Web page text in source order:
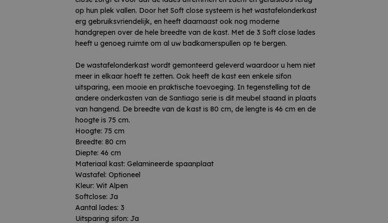
Kleur: Wit Alpen
Softclose: Ja
Aantal lades: 3
Uitsparing sifon: Ja
Kolomkast: Nee
Opgelet, de badkamermeubelen zijn altijd op bestelling. De
meeste modellen hebben we als toonzaalmodellen staan in
beide winkels. De levertijd is onder voorbehoud, dit hangt af van
onze leverancier.
op hun plek vallen. Door het Soft close systeem is het wastafelonderkast
erg gebruiksvriendelijk, en heeft daarnaast ook nog moderne
handgrepen over de hele breedte van de kast. Met de 3 Soft close lades
heeft u genoeg ruimte om al uw badkamerspullen op te bergen.
De wastafelonderkast wordt gemonteerd geleverd waardoor u hem niet
meer in elkaar hoeft te zetten. Ook heeft de kast een enkele sifon
uitsparing, een mooie en praktische toevoeging. In tegenstelling tot de
andere onderkasten van de Santiago serie is dit meubel staand in plaats
van hangend. De breedte van de kast is 80 cm, de lengte is 46 cm en de
hoogte is 75 cm.
Hoogte: 75 cm
Breedte: 80 cm
Diepte: 46 cm
Materiaal kast: Gelamineerde spaanplaat
Wastafel: Optioneel
Kleur: Wit Alpen
Softclose: Ja
Aantal lades: 3
Uitsparing sifon: Ja